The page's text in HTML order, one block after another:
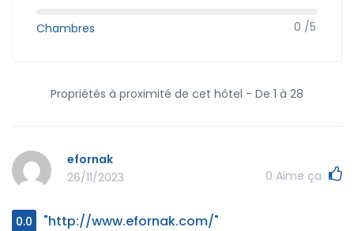
Chambres 0 /5
Propriétés à proximité de cet hôtel - De 1 à 28
efornak
26/11/2023
0 Aime ça
0.0 "http://www.efornak.com/"